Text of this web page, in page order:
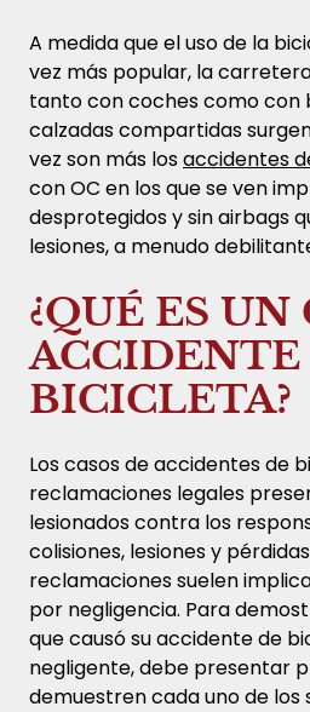
A medida que el uso de la
vez más popular, la
tanto con coches como con
calzadas compartidas
vez son más losaccidentes
con OC en los que se ven
desprotegidos y sin airbags
lesiones, a menudo
¿QUÉ ES UN
ACCIDENTE
BICICLETA?
Los casos de accidentes de
reclamaciones legales
lesionados contra los
colisiones, lesiones y
reclamaciones suelen
por negligencia. Para
que causó su accidente de
negligente, debe presentar
demuestren cada uno de los